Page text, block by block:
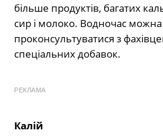
більше продуктів, багатих
сир і молоко. Водночас можна
проконсультуватися з
спеціальних добавок.
РЕКЛАМА
Калій